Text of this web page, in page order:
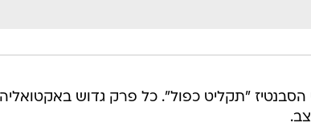
הסבנטיז "תקליט כפול". כל פרק גדוש